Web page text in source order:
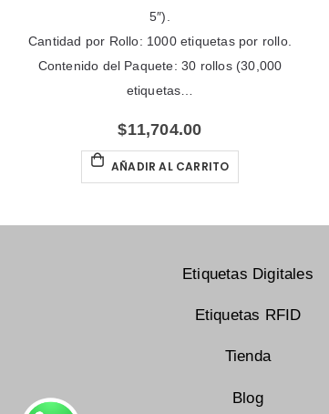
5″).
Cantidad por Rollo: 1000 etiquetas por rollo.
Contenido del Paquete: 30 rollos (30,000
etiquetas…
$11,704.00
AÑADIR AL CARRITO
Etiquetas Digitales
Etiquetas RFID
Tienda
Blog